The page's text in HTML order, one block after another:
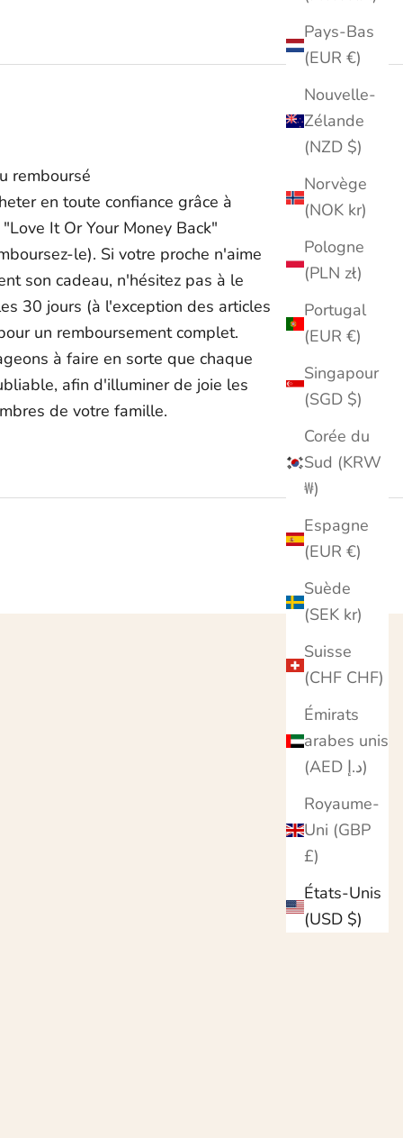
Pays-Bas
(EUR €)
Nouvelle-
Zélande
(NZD $)
Norvège
(NOK kr)
Pologne
(PLN zł)
Portugal
(EUR €)
Singapour
(SGD $)
Corée du
Sud (KRW
₩)
Espagne
(EUR €)
Suède
(SEK kr)
Suisse
(CHF CHF)
Émirats
arabes unis
(AED د.إ)
Royaume-
Uni (GBP
£)
États-Unis
(USD $)
les délais de livraison sont approximatifs et
s'entendent à compter de l'expédition ; ils peuvent varier en
N'hésitez pas à nous contacter à l'adresse support@ziella.co si
remboursé
en toute confiance grâce à
It Or Your Money Back"
le). Si votre proche n'aime
son cadeau, n'hésitez pas à le
30 jours (à l'exception des articles
un remboursement complet.
à faire en sorte que chaque
afin d'illuminer de joie les
de votre famille.